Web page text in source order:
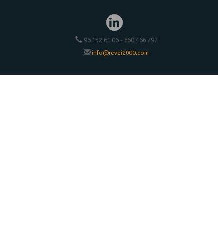
96 152 61 06 - 660 466 797
info@revei2000.com